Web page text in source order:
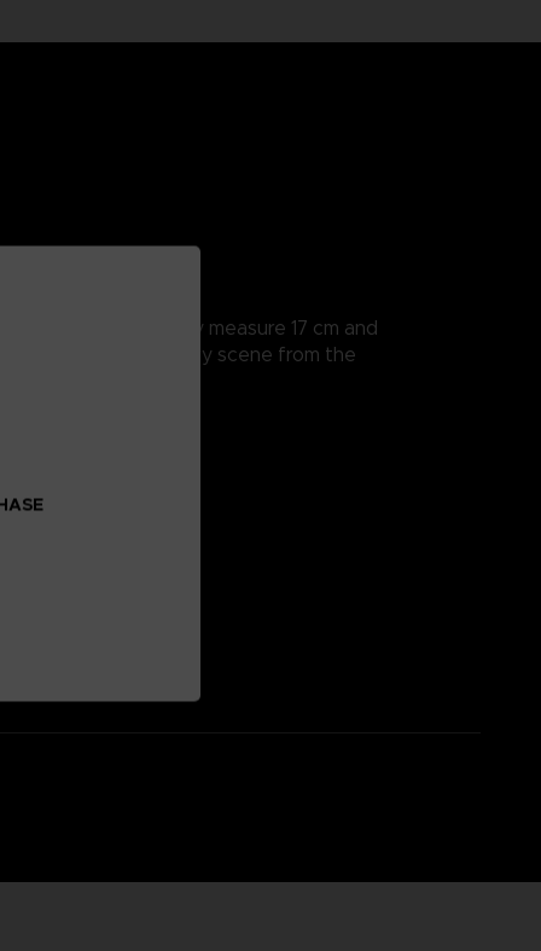
detailed, they measure 17 cm and
to recreate every scene from the